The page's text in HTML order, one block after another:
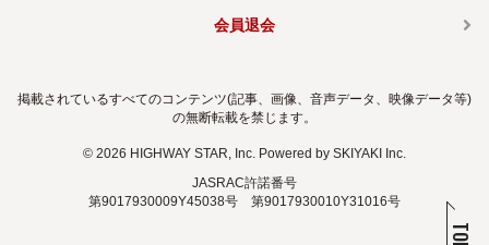
TOP
会員退会
掲載されているすべてのコンテンツ(記事、画像、音声データ、映像データ等)
の無断転載を禁じます。
© 2026 HIGHWAY STAR, Inc. Powered by SKIYAKI Inc.
JASRAC許諾番号
第9017930009Y45038号 第9017930010Y31016号